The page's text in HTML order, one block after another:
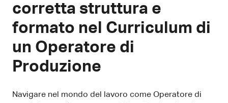
corretta struttura e
formato nel Curriculum di
un Operatore di
Produzione
Navigare nel mondo del lavoro come Operatore di